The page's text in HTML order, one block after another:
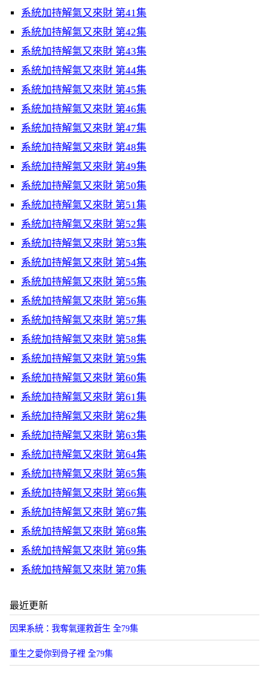
系統加持解氣又來財 第41集
系統加持解氣又來財 第42集
系統加持解氣又來財 第43集
系統加持解氣又來財 第44集
系統加持解氣又來財 第45集
系統加持解氣又來財 第46集
系統加持解氣又來財 第47集
系統加持解氣又來財 第48集
系統加持解氣又來財 第49集
系統加持解氣又來財 第50集
系統加持解氣又來財 第51集
系統加持解氣又來財 第52集
系統加持解氣又來財 第53集
系統加持解氣又來財 第54集
系統加持解氣又來財 第55集
系統加持解氣又來財 第56集
系統加持解氣又來財 第57集
系統加持解氣又來財 第58集
系統加持解氣又來財 第59集
系統加持解氣又來財 第60集
系統加持解氣又來財 第61集
系統加持解氣又來財 第62集
系統加持解氣又來財 第63集
系統加持解氣又來財 第64集
系統加持解氣又來財 第65集
系統加持解氣又來財 第66集
系統加持解氣又來財 第67集
系統加持解氣又來財 第68集
系統加持解氣又來財 第69集
系統加持解氣又來財 第70集
最近更新
因果系統：我奪氣運救蒼生 全79集
重生之愛你到骨子裡 全79集